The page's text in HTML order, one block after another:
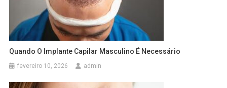
Quando O Implante Capilar Masculino É Necessário
fevereiro 10, 2026 admin